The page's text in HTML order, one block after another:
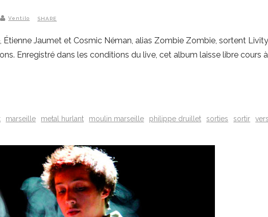
Ventilo SHARE
Jaumet et Cosmic Néman, alias Zombie Zombie, sortent
Enregistré dans les conditions du live, cet album laisse libre cours à
marseille metal hurlant moulin marseille philippe druillet sorties sortir